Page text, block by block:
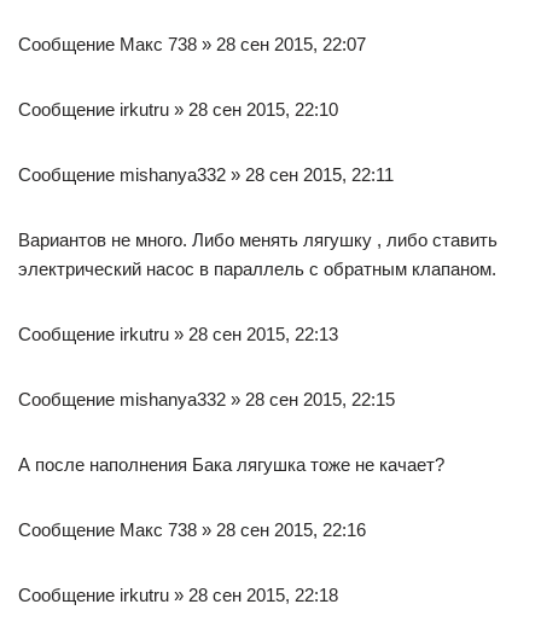
Сообщение Макс 738 » 28 сен 2015, 22:07
Сообщение irkutru » 28 сен 2015, 22:10
Сообщение mishanya332 » 28 сен 2015, 22:11
Вариантов не много. Либо менять лягушку , либо ставить
электрический насос в параллель с обратным клапаном.
Сообщение irkutru » 28 сен 2015, 22:13
Сообщение mishanya332 » 28 сен 2015, 22:15
А после наполнения Бака лягушка тоже не качает?
Сообщение Макс 738 » 28 сен 2015, 22:16
Сообщение irkutru » 28 сен 2015, 22:18